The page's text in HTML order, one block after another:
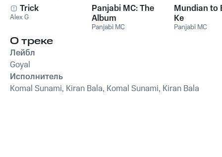
Trick
Alex G
Panjabi MC: The
Album
Panjabi MC
Mundian to
Ke
Panjabi MC
О треке
Лейбл
Goyal
Исполнитель
Komal Sunami, Kiran Bala, Komal Sunami, Kiran Bala